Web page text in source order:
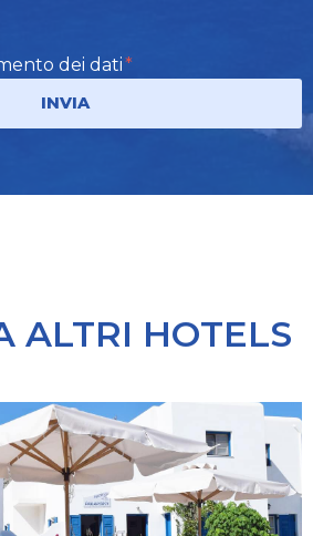
dei dati
INVIA
ALTRI HOTELS